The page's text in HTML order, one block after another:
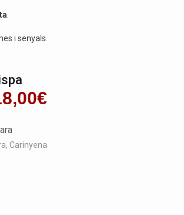
i senyals.
€
Carinyena